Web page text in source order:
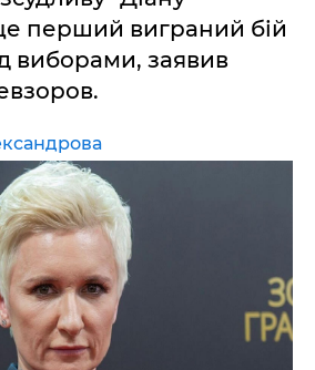
перший виграний бій
виборами, заявив